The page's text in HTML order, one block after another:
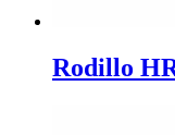
Rodillo